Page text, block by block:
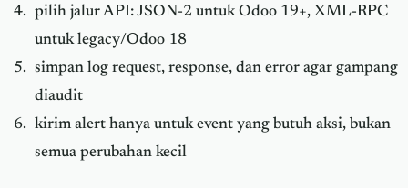
pilih jalur API: JSON-2 untuk Odoo 19+, XML-RPC
untuk legacy/Odoo 18
simpan log request, response, dan error agar gampang
diaudit
kirim alert hanya untuk event yang butuh aksi, bukan
semua perubahan kecil